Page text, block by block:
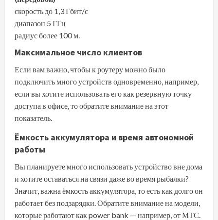
скорость до 1,3 Гбит/с
диапазон 5 ГГц
радиус более 100 м.
Максимальное число клиентов
Если вам важно, чтобы к роутеру можно было
подключить много устройств одновременно, например,
если вы хотите использовать его как резервную точку
доступа в офисе, то обратите внимание на этот
показатель.
Ёмкость аккумулятора и время автономной
работы
Вы планируете много использовать устройство вне дома
и хотите оставаться на связи даже во время рыбалки?
Значит, важна ёмкость аккумулятора, то есть как долго он
работает без подзарядки. Обратите внимание на модели,
которые работают как power bank — например, от МТС.